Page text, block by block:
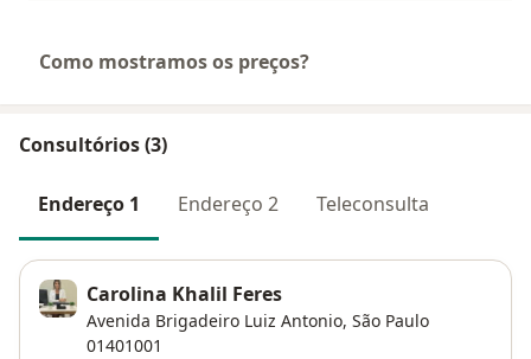
Como mostramos os preços?
Consultórios (3)
Endereço 1 Endereço 2 Teleconsulta
Carolina Khalil Feres
Avenida Brigadeiro Luiz Antonio, São Paulo
01401001